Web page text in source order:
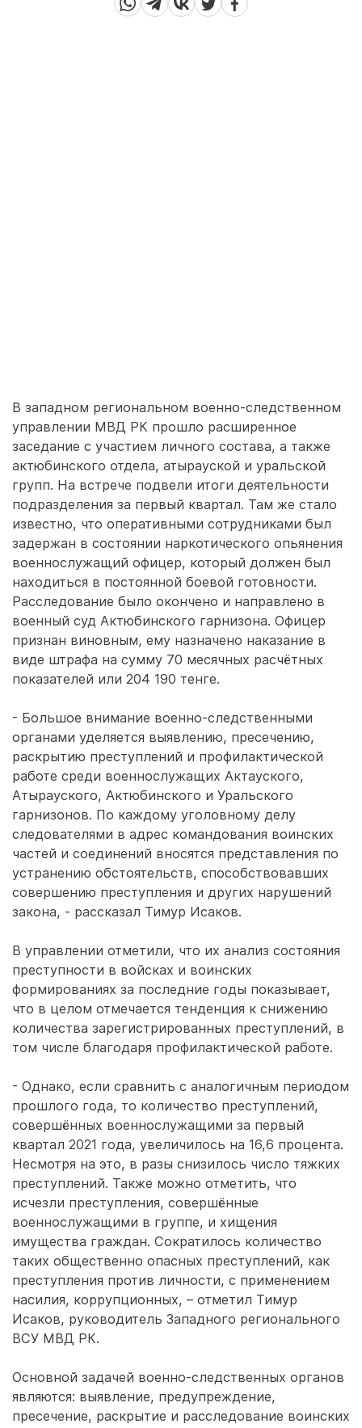
В западном региональном военно-следственном
управлении МВД РК прошло расширенное
заседание с участием личного состава, а также
актюбинского отдела, атырауской и уральской
групп. На встрече подвели итоги деятельности
подразделения за первый квартал. Там же стало
известно, что оперативными сотрудниками был
задержан в состоянии наркотического опьянения
военнослужащий офицер, который должен был
находиться в постоянной боевой готовности.
Расследование было окончено и направлено в
военный суд Актюбинского гарнизона. Офицер
признан виновным, ему назначено наказание в
виде штрафа на сумму 70 месячных расчётных
показателей или 204 190 тенге.
- Большое внимание военно-следственными
органами уделяется выявлению, пресечению,
раскрытию преступлений и профилактической
работе среди военнослужащих Актауского,
Атырауского, Актюбинского и Уральского
гарнизонов. По каждому уголовному делу
следователями в адрес командования воинских
частей и соединений вносятся представления по
устранению обстоятельств, способствовавших
совершению преступления и других нарушений
закона, - рассказал Тимур Исаков.
В управлении отметили, что их анализ состояния
преступности в войсках и воинских
формированиях за последние годы показывает,
что в целом отмечается тенденция к снижению
количества зарегистрированных преступлений, в
том числе благодаря профилактической работе.
- Однако, если сравнить с аналогичным периодом
прошлого года, то количество преступлений,
совершённых военнослужащими за первый
квартал 2021 года, увеличилось на 16,6 процента.
Несмотря на это, в разы снизилось число тяжких
преступлений. Также можно отметить, что
исчезли преступления, совершённые
военнослужащими в группе, и хищения
имущества граждан. Сократилось количество
таких общественно опасных преступлений, как
преступления против личности, с применением
насилия, коррупционных, – отметил Тимур
Исаков, руководитель Западного регионального
ВСУ МВД РК.
Основной задачей военно-следственных органов
являются: выявление, предупреждение,
пресечение, раскрытие и расследование воинских